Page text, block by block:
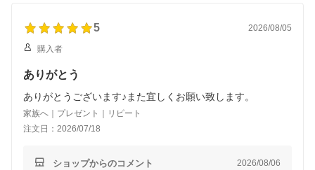
5 2026/08/05
購入者
ありがとう
ありがとうございます♪また宜しくお願い致します。
家族へ｜プレゼント｜リピート
注文日：2026/07/18
ショップからのコメント 2026/08/06